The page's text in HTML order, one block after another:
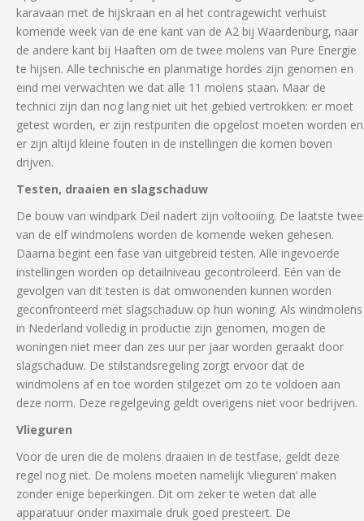
karavaan met de hijskraan en al het contragewicht verhuist
komende week van de ene kant van de A2 bij Waardenburg, naar
de andere kant bij Haaften om de twee molens van Pure Energie
te hijsen. Alle technische en planmatige hordes zijn genomen en
eind mei verwachten we dat alle 11 molens staan. Maar de
technici zijn dan nog lang niet uit het gebied vertrokken: er moet
getest worden, er zijn restpunten die opgelost moeten worden en
er zijn altijd kleine fouten in de instellingen die komen boven
drijven.
Testen, draaien en slagschaduw
De bouw van windpark Deil nadert zijn voltooiing. De laatste twee
van de elf windmolens worden de komende weken gehesen.
Daarna begint een fase van uitgebreid testen. Alle ingevoerde
instellingen worden op detailniveau gecontroleerd. Eén van de
gevolgen van dit testen is dat omwonenden kunnen worden
geconfronteerd met slagschaduw op hun woning. Als windmolens
in Nederland volledig in productie zijn genomen, mogen de
woningen niet meer dan zes uur per jaar worden geraakt door
slagschaduw. De stilstandsregeling zorgt ervoor dat de
windmolens af en toe worden stilgezet om zo te voldoen aan
deze norm. Deze regelgeving geldt overigens niet voor bedrijven.
Vlieguren
Voor de uren die de molens draaien in de testfase, geldt deze
regel nog niet. De molens moeten namelijk ‘vlieguren’ maken
zonder enige beperkingen. Dit om zeker te weten dat alle
apparatuur onder maximale druk goed presteert. De